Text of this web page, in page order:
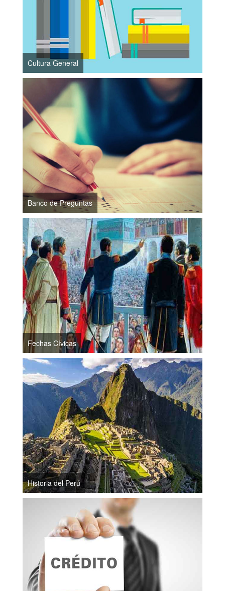
Cultura General
Banco de Preguntas
Fechas Cívicas
Historia del Perú